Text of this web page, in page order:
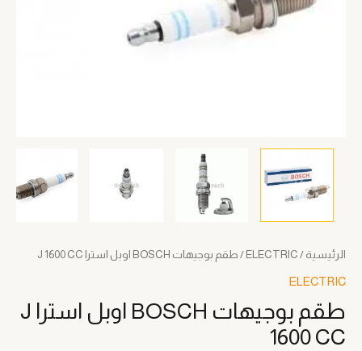
الرئيسية /
ELECTRIC / طقم بوجيهات BOSCH اوبل استرا J 1600 CC
ELECTRIC
طقم بوجيهات BOSCH اوبل استرا J
1600 CC